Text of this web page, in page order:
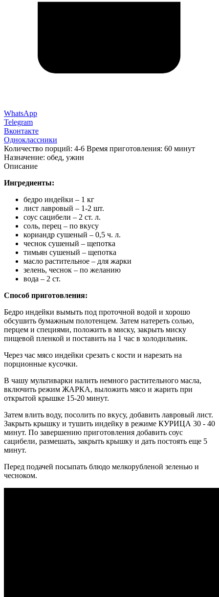
WhatsApp
Telegram
Вконтакте
Одноклассники
Количество порций: 4-6 Время приготовления: 60 минут
Назначение: обед, ужин
Описание
Ингредиенты:
бедро индейки – 1 кг
лист лавровый – 1-2 шт.
соус сацибели – 2 ст. л.
соль, перец – по вкусу
кориандр сушеный – 0,5 ч. л.
чеснок сушеный – щепотка
тимьян сушеный – щепотка
масло растительное – для жарки
зелень, чеснок – по желанию
вода – 2 ст.
Способ приготовления:
Бедро индейки вымыть под проточной водой и хорошо
обсушить бумажным полотенцем. Затем натереть солью,
перцем и специями, положить в миску, закрыть миску
пищевой пленкой и поставить на 1 час в холодильник.
Через час мясо индейки срезать с кости и нарезать на
порционные кусочки.
В чашу мультиварки налить немного растительного масла,
включить режим ЖАРКА, выложить мясо и жарить при
открытой крышке 15-20 минут.
Затем влить воду, посолить по вкусу, добавить лавровый лист.
Закрыть крышку и тушить индейку в режиме КУРИЦА 30 - 40
минут. По завершению приготовления добавить соус
сацибели, размешать, закрыть крышку и дать постоять еще 5
минут.
Перед подачей посыпать блюдо мелкорубленой зеленью и
чесноком.